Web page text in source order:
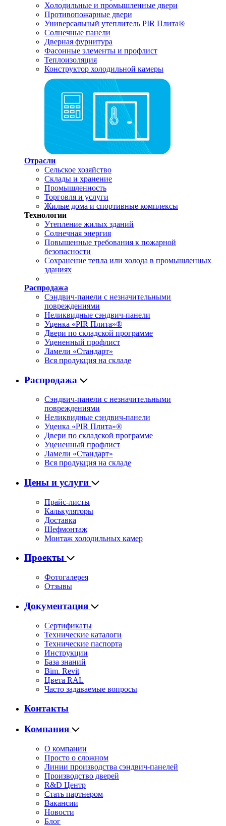
Холодильные и промышленные двери
Противопожарные двери
Универсальный утеплитель PIR Плита®
Солнечные панели
Дверная фурнитура
Фасонные элементы и профлист
Теплоизоляция
Конструктор холодильной камеры
Отрасли
Сельское хозяйство
Склады и хранение
Промышленность
Торговля и услуги
Жилые дома и спортивные комплексы
Технологии
Утепление жилых зданий
Солнечная энергия
Повышенные требования к пожарной
безопасности
Сохранение тепла или холода в промышленных
зданиях
Распродажа
Сэндвич-панели с незначительными
повреждениями
Неликвидные сэндвич-панели
Уценка «PIR Плита»®
Двери по складской программе
Уцененный профлист
Ламели «Стандарт»
Вся продукция на складе
Распродажа
Сэндвич-панели с незначительными
повреждениями
Неликвидные сэндвич-панели
Уценка «PIR Плита»®
Двери по складской программе
Уцененный профлист
Ламели «Стандарт»
Вся продукция на складе
Цены и услуги
Прайс-листы
Калькуляторы
Доставка
Шефмонтаж
Монтаж холодильных камер
Проекты
Фотогалерея
Отзывы
Документация
Сертификаты
Технические каталоги
Технические паспорта
Инструкции
База знаний
Bim. Revit
Цвета RAL
Часто задаваемые вопросы
Контакты
Компания
О компании
Просто о сложном
Линии производства сэндвич-панелей
Производство дверей
R&D Центр
Стать партнером
Вакансии
Новости
Блог